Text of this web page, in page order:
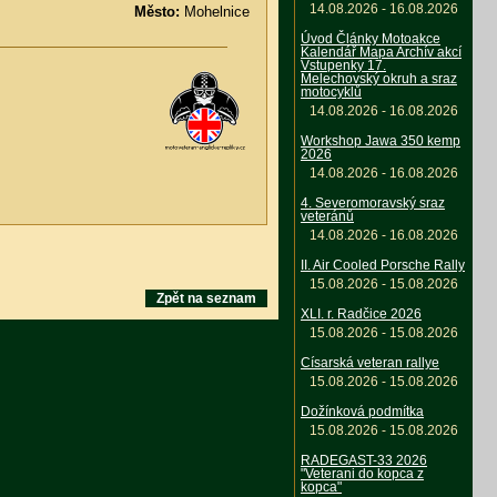
Město: Mohelnice
Zpět na seznam
14.08.2026 - 16.08.2026
Úvod Články Motoakce
Kalendář Mapa Archív akcí
Vstupenky 17.
Melechovský okruh a sraz
motocyklů
14.08.2026 - 16.08.2026
Workshop Jawa 350 kemp
2026
14.08.2026 - 16.08.2026
4. Severomoravský sraz
veteránů
14.08.2026 - 16.08.2026
II. Air Cooled Porsche Rally
15.08.2026 - 15.08.2026
XLI. r. Radčice 2026
15.08.2026 - 15.08.2026
Císarská veteran rallye
15.08.2026 - 15.08.2026
Dožínková podmítka
15.08.2026 - 15.08.2026
RADEGAST-33 2026
"Veterani do kopca z
kopca"